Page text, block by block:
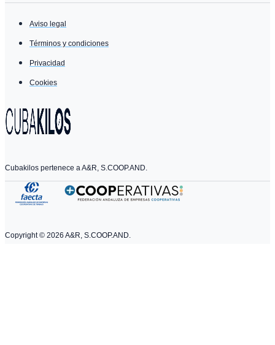
Aviso legal
Términos y condiciones
Privacidad
Cookies
Cubakilos pertenece a A&R, S.COOP.AND.
Copyright © 2026 A&R, S.COOP.AND.